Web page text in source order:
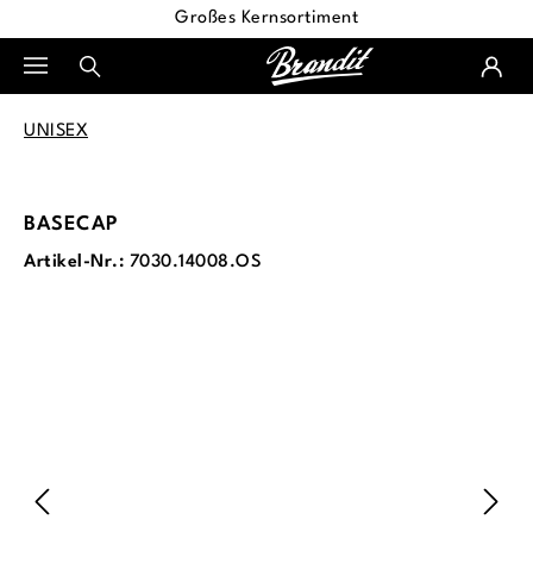
Großes Kernsortiment
UNISEX
BASECAP
Artikel-Nr.: 7030.14008.OS